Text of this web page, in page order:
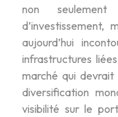
non seulement
d’investissement,
aujourd’hui
infrastructures
marché qui
diversification
visibilité sur le